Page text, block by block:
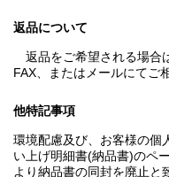
返品について
返品をご希望される場合
FAX、またはメールにてご
他特記事項
環境配慮及び、お客様の個
い上げ明細書(納品書)のペ
より納品書の同封を廃止と